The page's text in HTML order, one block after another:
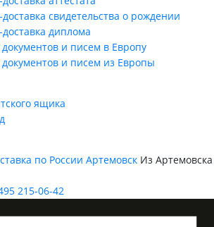
свидетельства о рождении
диплома
документов и писем в Европу
документов и писем из Европы
ящика
по России Артемовск Из Артемовска
215-06-42